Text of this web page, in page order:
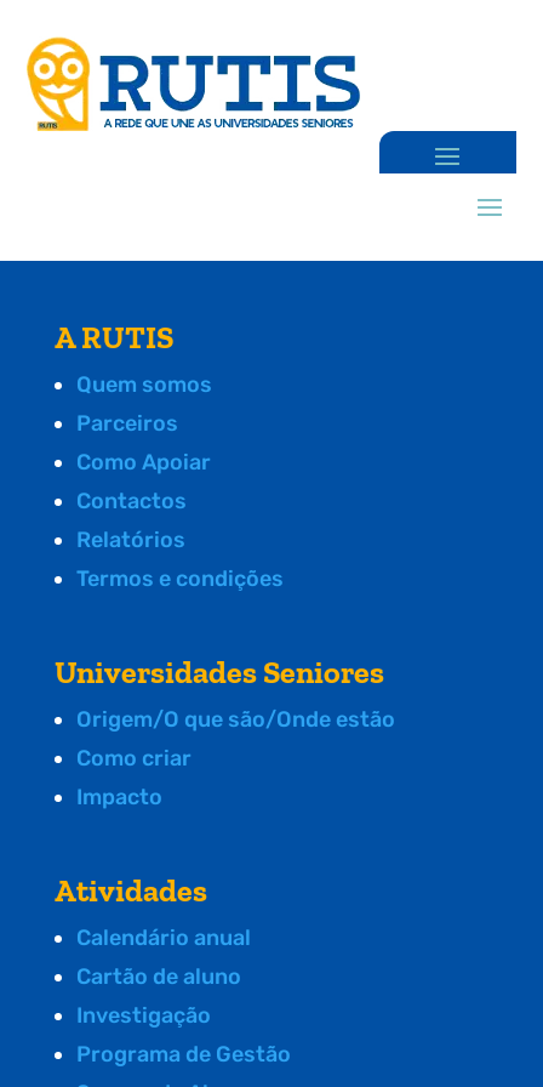
A RUTIS
Quem somos
Parceiros
Como Apoiar
Contactos
Relatórios
Termos e condições
Universidades Seniores
Origem/O que são/Onde estão
Como criar
Impacto
Atividades
Calendário anual
Cartão de aluno
Investigação
Programa de Gestão